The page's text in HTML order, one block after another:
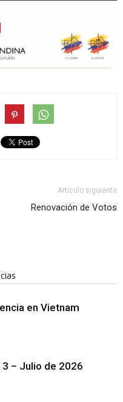
Artículo siguiente
Renovación de Votos
en Vietnam
– Julio de 2026